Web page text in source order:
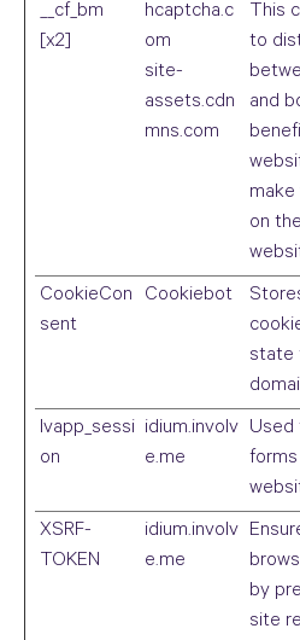
__cf_bm
[x2]
hcaptcha.c
om
site-
assets.cdn
mns.com
This
to
and
on
CookieCon
sent
Cookiebot
state
lvapp_sessi
on
idium.involv
e.me
Used
XSRF-
TOKEN
idium.involv
e.me
by
site